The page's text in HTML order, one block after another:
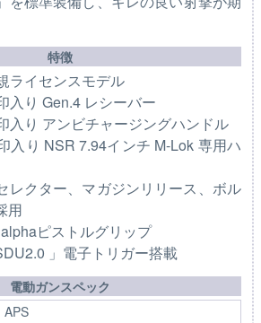
特徴
ライセンスモデル
入り Gen.4 レシーバー
入り アンビチャージングハンドル
入り NSR 7.94インチ M-Lok 専用ハ
レクター、マガジンリリース、ボル
用
ピストルグリップ
」電子トリガー搭載
電動ガンスペック
APS